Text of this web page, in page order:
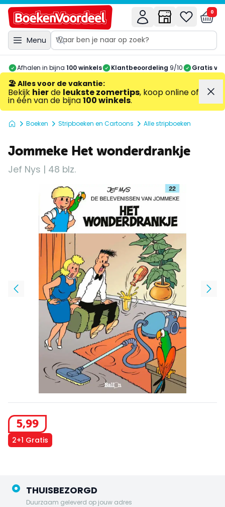
Menu
0
Afhalen in bijna 100 winkels Klantbeoordeling 9/10 Gratis
🏖️ Alles voor de vakantie:
Bekijk hierde leukste zomertips, koop online of
in één van de bijna100 winkels.
Boeken Stripboeken en Cartoons Alle stripboeken
Jommeke Het wonderdrankje
Jef Nys | 48 blz.
5,99
2+1 Gratis
THUISBEZORGD
Duurzaam geleverd op jouw adres